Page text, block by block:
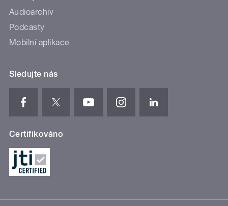
Audioarchiv
Podcasty
Mobilní aplikace
Sledujte nás
Certifikováno